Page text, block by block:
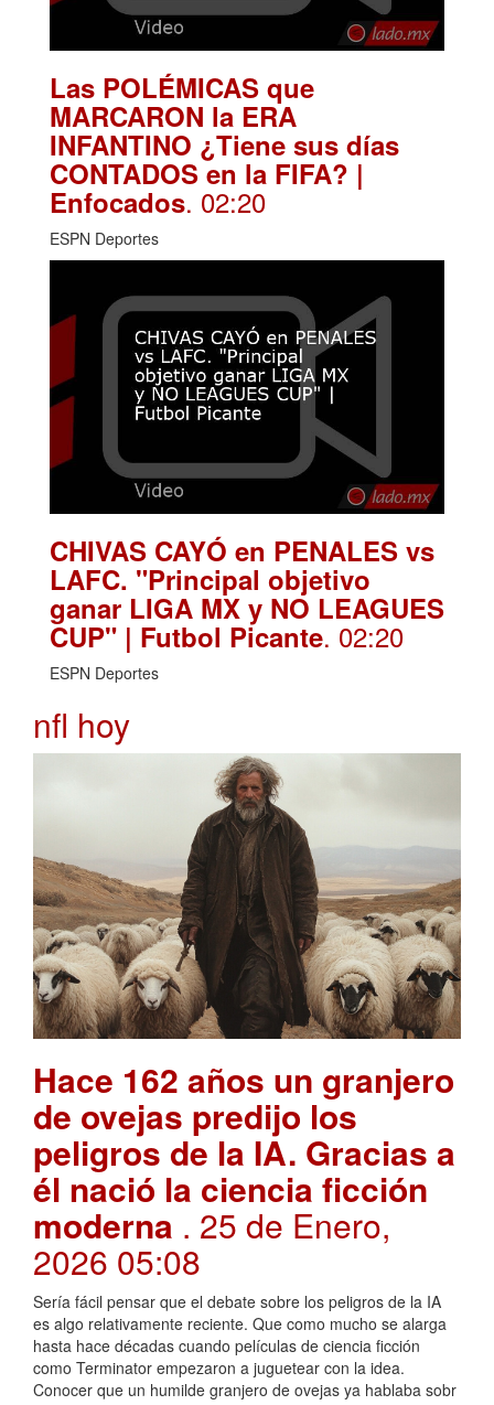
Las POLÉMICAS que
MARCARON la ERA
INFANTINO ¿Tiene sus días
CONTADOS en la FIFA? |
Enfocados. 02:20
ESPN Deportes
CHIVAS CAYÓ en PENALES vs
LAFC. "Principal objetivo
ganar LIGA MX y NO LEAGUES
CUP" | Futbol Picante. 02:20
ESPN Deportes
nfl hoy
Hace 162 años un granjero
de ovejas predijo los
peligros de la IA. Gracias a
él nació la ciencia ficción
moderna . 25 de Enero,
2026 05:08
Sería fácil pensar que el debate sobre los peligros de la IA
es algo relativamente reciente. Que como mucho se alarga
hasta hace décadas cuando películas de ciencia ficción
como Terminator empezaron a juguetear con la idea.
Conocer que un humilde granjero de ovejas ya hablaba sobr